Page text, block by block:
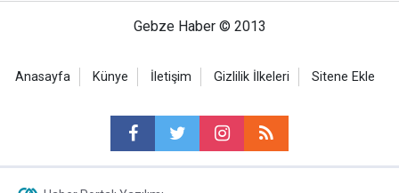
Gebze Haber © 2013
Anasayfa Künye İletişim Gizlilik İlkeleri Sitene Ekle